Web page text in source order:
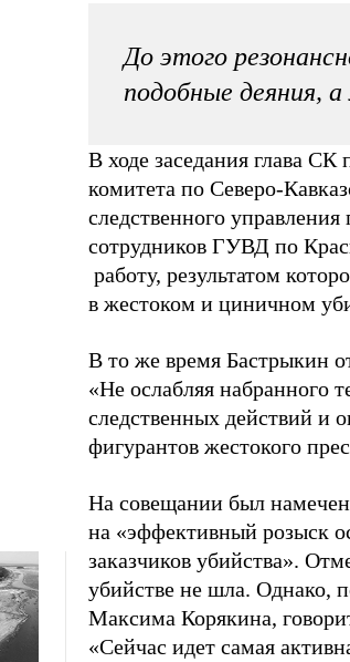
До этого
подобные деяния,
В ходе заседания глава СК
комитета по Северо-
следственного
сотрудников ГУВД по
работу, результатом
в жестоком и циничном
В то же время Бастрыкин
«Не ослабляя набранного
следственных действий и
фигурантов жестокого
На совещании был
на «эффективный розыск
заказчиков убийства».
убийстве не шла. Однако,
Максима Корякина,
«Сейчас идет самая